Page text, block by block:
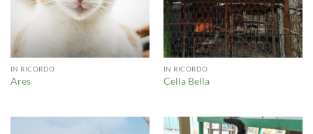
IN RICORDO
Ares
IN RICORDO
Cella Bella